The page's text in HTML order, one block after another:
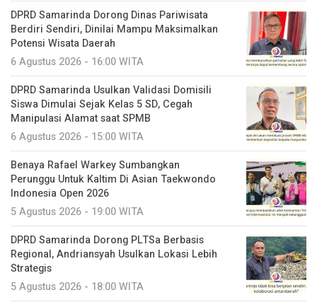
DPRD Samarinda Dorong Dinas Pariwisata
Berdiri Sendiri, Dinilai Mampu Maksimalkan
Potensi Wisata Daerah
6 Agustus 2026 - 16:00 WITA
DPRD Samarinda Usulkan Validasi Domisili
Siswa Dimulai Sejak Kelas 5 SD, Cegah
Manipulasi Alamat saat SPMB
6 Agustus 2026 - 15:00 WITA
Benaya Rafael Warkey Sumbangkan
Perunggu Untuk Kaltim Di Asian Taekwondo
Indonesia Open 2026
5 Agustus 2026 - 19:00 WITA
DPRD Samarinda Dorong PLTSa Berbasis
Regional, Andriansyah Usulkan Lokasi Lebih
Strategis
5 Agustus 2026 - 18:00 WITA